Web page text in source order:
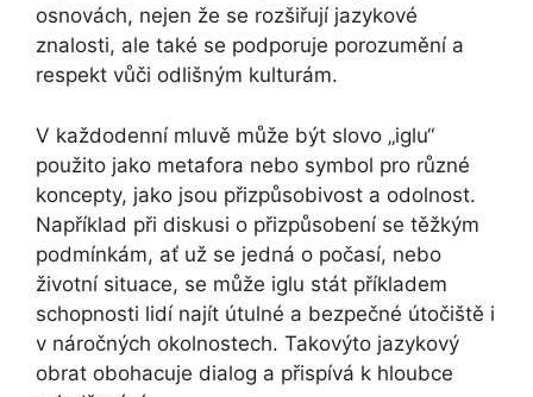
osnovách, nejen že se rozšiřují jazykové
znalosti, ale také se podporuje porozumění a
respekt vůči odlišným kulturám.
V každodenní mluvě může být slovo „iglu“
použito jako metafora nebo symbol pro různé
koncepty, jako jsou přizpůsobivost a odolnost.
Například při diskusi o přizpůsobení se těžkým
podmínkám, ať už se jedná o počasí, nebo
životní situace, se může iglu stát příkladem
schopnosti lidí najít útulné a bezpečné útočiště i
v náročných okolnostech. Takovýto jazykový
obrat obohacuje dialog a přispívá k hloubce